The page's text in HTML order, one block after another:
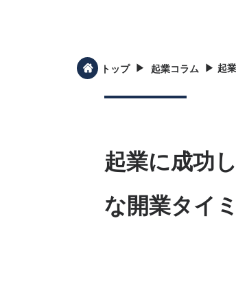
トップ ▶︎ 起業コラム ▶︎ 起
起業に成功
な開業タイ